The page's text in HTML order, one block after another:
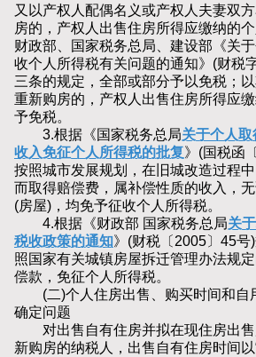
又以产权人配偶名义或产权人夫妻双
房的，产权人出售住房所得应缴纳的
财政部、国家税务总局、建设部《关
收个人所得税有关问题的通知》(财税
三条的规定，全部或部分予以免税；
重新购房的，产权人出售住房所得应
予免税。
3.根据《国家税务总局关于个人
收入免征个人所得税的批复》(国税函
按照城市发展规划，在旧城改造过程
而取得赔偿费，属补偿性质的收入，
(房屋)，均免予征收个人所得税。
4.根据《财政部 国家税务总局关
税收政策的通知》(财税〔2005〕45号
照国家有关城镇房屋拆迁管理办法规
偿款，免征个人所得税。
(二)个人住房出售、购买时间和自
确定问题
对出售自有住房并拟在现住房出售
新购房的纳税人，出售自有住房时间以